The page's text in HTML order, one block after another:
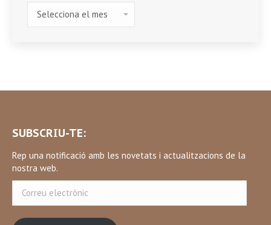
SUBSCRIU-TE:
Rep una notificació amb les novetats i actualitzacions de la
nostra web.
electrònic